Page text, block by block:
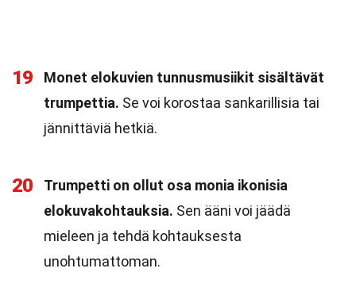
19
Monet elokuvien tunnusmusiikit sisältävät
trumpettia. Se voi korostaa sankarillisia tai
jännittäviä hetkiä.
20
Trumpetti on ollut osa monia ikonisia
elokuvakohtauksia. Sen ääni voi jäädä
mieleen ja tehdä kohtauksesta
unohtumattoman.